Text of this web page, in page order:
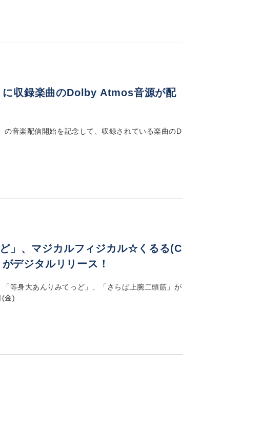
収録楽曲のDolby Atmos音源が配
音楽配信開始を記念して、収録されている楽曲のD
」、マジカルフィジカル☆くるる(C
デジタルリリース！
等身大あんりみてっど」、「さらば上腕二頭筋」が
金)...